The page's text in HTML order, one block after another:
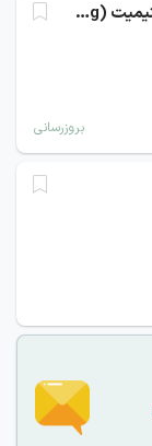
کارشناس تیک‌آف (Takeoff) و استیمیت (Estimating)
بروزرسانی